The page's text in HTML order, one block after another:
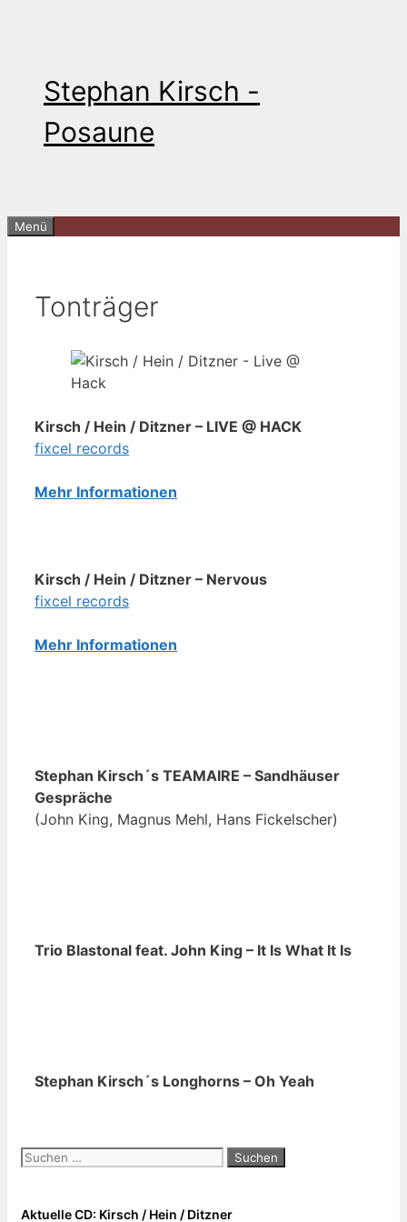
Stephan Kirsch -
Posaune
Menü
Tonträger
Kirsch / Hein / Ditzner – LIVE @ HACK
fixcel records
Mehr Informationen
Kirsch / Hein / Ditzner – Nervous
fixcel records
Mehr Informationen
Stephan Kirsch´s TEAMAIRE – Sandhäuser
Gespräche
(John King, Magnus Mehl, Hans Fickelscher)
Trio Blastonal feat. John King – It Is What It Is
Stephan Kirsch´s Longhorns – Oh Yeah
Suchen
Aktuelle CD: Kirsch / Hein / Ditzner